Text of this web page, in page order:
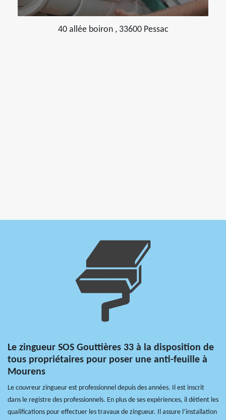
40 allée boiron , 33600 Pessac
Le zingueur SOS Gouttières 33 à la disposition de
tous propriétaires pour poser une anti-feuille à
Mourens
Le couvreur zingueur est professionnel depuis des années. Il est inscrit
dans le registre des professionnels. En plus de ses expériences, il détient les
qualifications pour effectuer les travaux de zingueur. Il assure l’installation